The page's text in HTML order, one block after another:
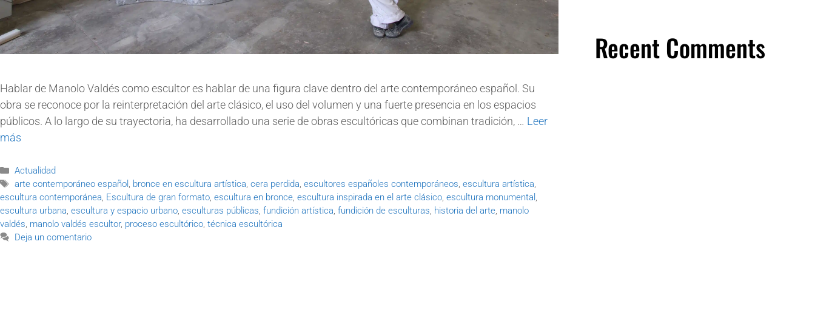
Hablar de Manolo Valdés como escultor es hablar de una figura clave dentro del arte contemporáneo español. Su
obra se reconoce por la reinterpretación del arte clásico, el uso del volumen y una fuerte presencia en los espacios
públicos. A lo largo de su trayectoria, ha desarrollado una serie de obras escultóricas que combinan tradición, … Leer
más
Actualidad
arte contemporáneo español , bronce en escultura artística,cera perdida,escultores españoles contemporáneos,escultura artística,
escultura contemporánea, Escultura de gran formato, escultura en bronce, escultura inspirada en el arte clásico, escultura monumental ,
escultura urbana, escultura y espacio urbano, esculturas públicas, fundición artística, fundición de esculturas, historia del arte, manolo
valdés, manolo valdés escultor, proceso escultórico, técnica escultórica
Deja un comentario
Recent Comments